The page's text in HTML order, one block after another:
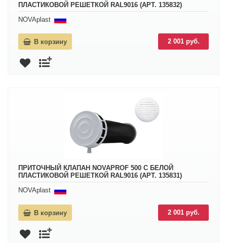
ПЛАСТИКОВОЙ РЕШЕТКОЙ RAL9016 (АРТ. 135832)
NOVAplast
2 001 руб.
В корзину
ПРИТОЧНЫЙ КЛАПАН NOVAPROF 500 С БЕЛОЙ
ПЛАСТИКОВОЙ РЕШЕТКОЙ RAL9016 (АРТ. 135831)
NOVAplast
2 001 руб.
В корзину